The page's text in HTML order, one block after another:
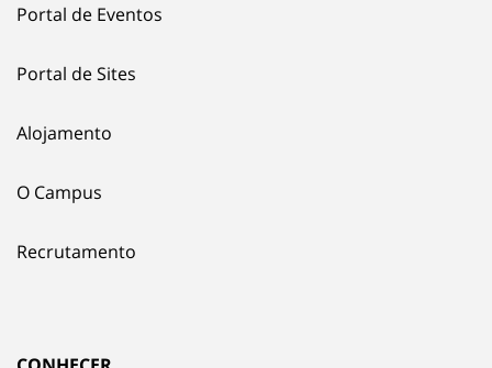
Portal de Eventos
Portal de Sites
Alojamento
O Campus
Recrutamento